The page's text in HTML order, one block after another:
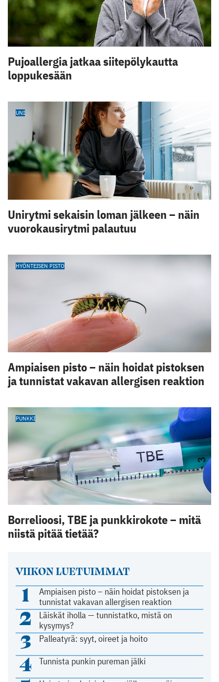
VIIKON LUETUIMMAT
1
Ampiaisen pisto – näin hoidat pistoksen ja
tunnistat vakavan allergisen reaktion
2
Läiskät iholla — tunnistatko, mistä on
kysymys?
3 Palleatyrä: syyt, oireet ja hoito
4 Tunnista punkin pureman jälki
Pujoallergia jatkaa siitepölykautta
loppukesään
UNI
Unirytmi sekaisin loman jälkeen – näin
vuorokausirytmi palautuu
HYÖNTEISEN PISTO
Ampiaisen pisto – näin hoidat pistoksen
ja tunnistat vakavan allergisen reaktion
PUNKKI
Borrelioosi, TBE ja punkkirokote – mitä
niistä pitää tietää?